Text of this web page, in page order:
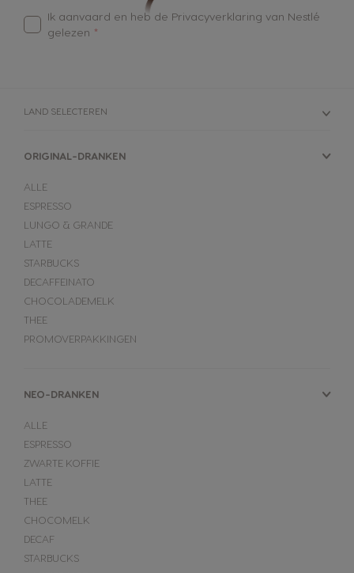
Ik aanvaard en heb de Privacyverklaring van Nestlé
gelezen
LAND SELECTEREN
ORIGINAL-DRANKEN
ALLE
ESPRESSO
LUNGO & GRANDE
LATTE
STARBUCKS
DECAFFEINATO
CHOCOLADEMELK
THEE
PROMOVERPAKKINGEN
NEO-DRANKEN
ALLE
ESPRESSO
ZWARTE KOFFIE
LATTE
THEE
CHOCOMELK
DECAF
STARBUCKS